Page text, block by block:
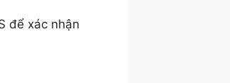
để xác nhận